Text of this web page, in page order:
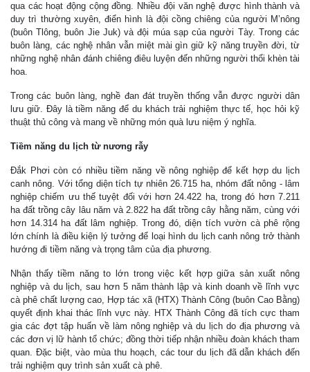
qua các hoạt động cộng đồng. Nhiều đội văn nghệ được hình thành và
duy trì thường xuyên, điển hình là đội cồng chiêng của người M’nông
(buôn Tlông, buôn Jie Juk) và đội múa sạp của người Tày. Trong các
buôn làng, các nghệ nhân vẫn miệt mài gìn giữ kỹ năng truyền đời, từ
những nghệ nhân đánh chiêng điêu luyện đến những người thổi khèn tài
hoa.
Trong các buôn làng, nghề đan đát truyền thống vẫn được người dân
lưu giữ. Đây là tiềm năng để du khách trải nghiệm thực tế, học hỏi kỹ
thuật thủ công và mang về những món quà lưu niệm ý nghĩa.
Tiềm năng du lịch từ nương rẫy
Đắk Phơi còn có nhiều tiềm năng về nông nghiệp để kết hợp du lịch
canh nông. Với tổng diện tích tự nhiên 26.715 ha, nhóm đất nông - lâm
nghiệp chiếm ưu thế tuyệt đối với hơn 24.422 ha, trong đó hơn 7.211
ha đất trồng cây lâu năm và 2.822 ha đất trồng cây hằng năm, cùng với
hơn 14.314 ha đất lâm nghiệp. Trong đó, diện tích vườn cà phê rộng
lớn chính là điều kiện lý tưởng để loại hình du lịch canh nông trở thành
hướng đi tiềm năng và trọng tâm của địa phương.
Nhận thấy tiềm năng to lớn trong việc kết hợp giữa sản xuất nông
nghiệp và du lịch, sau hơn 5 năm thành lập và kinh doanh về lĩnh vực
cà phê chất lượng cao, Hợp tác xã (HTX) Thành Công (buôn Cao Bằng)
quyết định khai thác lĩnh vực này. HTX Thành Công đã tích cực tham
gia các đợt tập huấn về làm nông nghiệp và du lịch do địa phương và
các đơn vị lữ hành tổ chức; đồng thời tiếp nhận nhiều đoàn khách tham
quan. Đặc biệt, vào mùa thu hoạch, các tour du lịch đã dẫn khách đến
trải nghiệm quy trình sản xuất cà phê.